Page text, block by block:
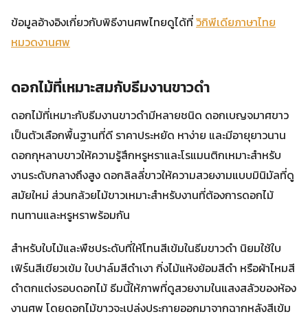
ข้อมูลอ้างอิงเกี่ยวกับพิธีงานศพไทยดูได้ที่วิกิพีเดียภาษาไทย
หมวดงานศพ
ดอกไม้ที่เหมาะสมกับธีมงานขาวดำ
ดอกไม้ที่เหมาะกับธีมงานขาวดำมีหลายชนิด ดอกเบญจมาศขาว
เป็นตัวเลือกพื้นฐานที่ดี ราคาประหยัด หาง่าย และมีอายุยาวนาน
ดอกกุหลาบขาวให้ความรู้สึกหรูหราและโรแมนติกเหมาะสำหรับ
งานระดับกลางถึงสูง ดอกลิลลี่ขาวให้ความสวยงามแบบมินิมัลที่ดู
สมัยใหม่ ส่วนกล้วยไม้ขาวเหมาะสำหรับงานที่ต้องการดอกไม้
ทนทานและหรูหราพร้อมกัน
สำหรับใบไม้และพืชประดับที่ให้โทนสีเข้มในธีมขาวดำ นิยมใช้ใบ
เฟิร์นสีเขียวเข้ม ใบปาล์มสีดำเงา กิ่งไม้แห้งย้อมสีดำ หรือผ้าไหมสี
ดำตกแต่งรอบดอกไม้ ธีมนี้ให้ภาพที่ดูสวยงามในแสงสลัวของห้อง
งานศพ โดยดอกไม้ขาวจะเปล่งประกายออกมาจากฉากหลังสีเข้ม